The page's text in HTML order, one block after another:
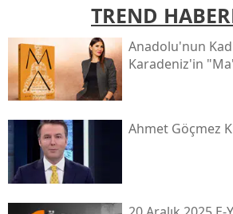
TREND
Anadolu'nun
Karadeniz'in
Ahmet Göçmez